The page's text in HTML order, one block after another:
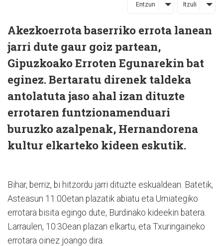
Entzun Itzuli
Akezkoerrota baserriko errota lanean
jarri dute gaur goiz partean,
Gipuzkoako Erroten Egunarekin bat
eginez. Bertaratu direnek taldeka
antolatuta jaso ahal izan dituzte
errotaren funtzionamenduari
buruzko azalpenak, Hernandorena
kultur elkarteko kideen eskutik.
Bihar, berriz, bi hitzordu jarri dituzte eskualdean. Batetik,
Asteasun 11:00etan plazatik abiatu eta Urniategiko
errotara bisita egingo dute, Burdinako kideekin batera.
Larraulen, 10:30ean plazan elkartu, eta Txuringaineko
errotara oinez joango dira.